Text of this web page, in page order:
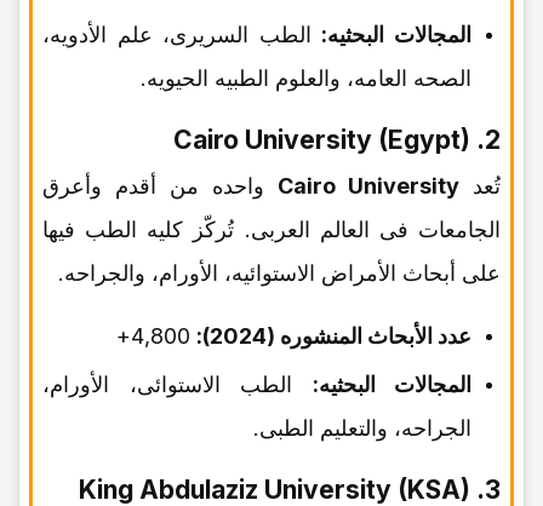
المجالات البحثیه: الطب السریری، علم الأدویه،
الصحه العامه، والعلوم الطبیه الحیویه.
2. Cairo University (Egypt)
تُعد Cairo University واحده من أقدم وأعرق
الجامعات فی العالم العربی. تُرکّز کلیه الطب فیها
على أبحاث الأمراض الاستوائیه، الأورام، والجراحه.
عدد الأبحاث المنشوره (2024):
المجالات البحثیه: الطب الاستوائی، الأورام،
الجراحه، والتعلیم الطبی.
3. King Abdulaziz University (KSA)